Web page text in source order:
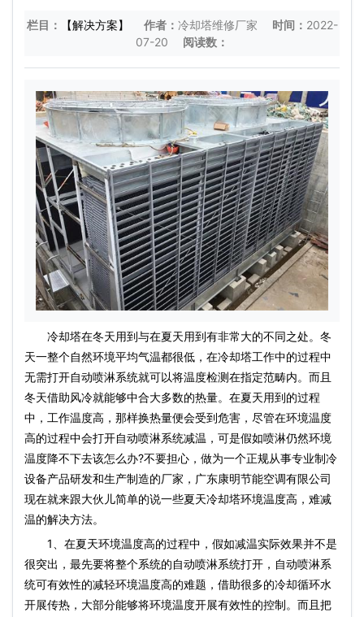
栏目： 【解决方案】 作者： 冷却塔维修厂家 时间： 2022-
07-20
阅读数：
冷却塔在冬天用到与在夏天用到有非常大的不同之处。冬
天一整个自然环境平均气温都很低，在冷却塔工作中的过程中
无需打开自动喷淋系统就可以将温度检测在指定范畴内。而且
冬天借助风冷就能够中合大多数的热量。在夏天用到的过程
中，工作温度高，那样换热量便会受到危害，尽管在环境温度
高的过程中会打开自动喷淋系统减温，可是假如喷淋仍然环境
温度降不下去该怎么办?不要担心，做为一个正规从事专业制冷
设备产品研发和生产制造的厂家，广东康明节能空调有限公司
现在就来跟大伙儿简单的说一些夏天冷却塔环境温度高，难减
温的解决方法。
1、在夏天环境温度高的过程中，假如减温实际效果并不是
很突出，最先要将整个系统的自动喷淋系统打开，自动喷淋系
统可有效性的减轻环境温度高的难题，借助很多的冷却循环水
开展传热，大部分能够将环境温度开展有效性的控制。而且把